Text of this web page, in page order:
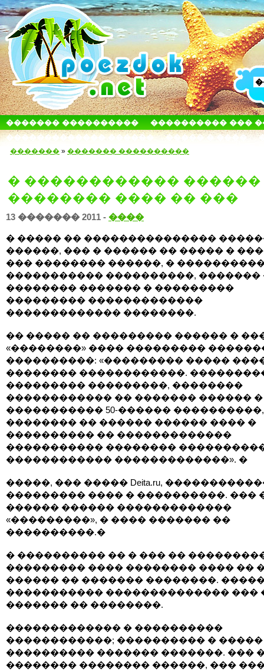
������� ����������
���������� ���
������������� ������
����� � ����
������� » ������� ����������
� ������������ ������
�������� ���� �� ���
13 ������� 2011 - ����
� ����� �� ���������������
������, ��� � ������ �� ����� �
��� �������� ������, �
����������� ����������, �������
�������� ������� � ���������
��������� �������������
������������� ��������.
�� ����� �� ��������� ������ �
«��������» ���� ���������
����������: «��������� �����
�������� ������������.
��������� ���������, ��������
������������ �� ������� ������ �
����������� 50-������ ����������,
�������� �� ������ ������ ���� �
���������� �� �������������
����������� ��������
������������ �������������». �
�����, ��� ����� Deita.ru,
��������� ���� � ����������. ���
������ ������ �������������
«���������», � ���� ������� ��
����������.�
� ���������� �� � ��� ��
��������� ���� �������� ���� ��
������ �� ������� ��������.
����������� �������������� ���
������� �� ��������.
������������� � ����������
������������; ���������� � �����
���������� ������� �������. ���
�������� �������� ������, ���